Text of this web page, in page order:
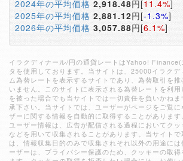
2024年の平均価格 2,918.48円[11.4%]
2025年の平均価格 2,881.12円[-1.3%]
2026年の平均価格 3,057.88円[6.1%]
イラクディナール/円の通貨レートはYahoo!
タを使用しております。当サイトは、25000イラクデ
ム為替レートを表示するサイトであり、為替取引を
いません。このサイトに表示される為替レートを利
を被った場合でも当サイトでは一切責任を負いかね
承下さい。当サイトでは、ユーザーがページをご覧
ザーに関する情報を自動的に取得することがありま
ユーザー情報は、広告が配信される過程においてク
などを用いて収集されることがあります。当サイト
は、情報収集目的のみで収集されそれ以外の用途に
ーザーは、プライバシー保護のため、クッキーの取